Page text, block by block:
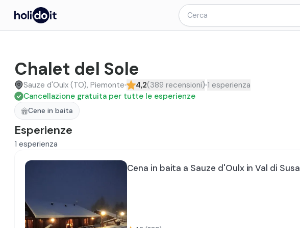
Chalet del Sole
Sauze d'Oulx (TO), Piemonte 4,2(389 recensioni) 1 esperienza
Cancellazione gratuita per tutte le esperienze
Cene in baita
Esperienze
1 esperienza
Cena in baita a Sauze d'Oulx in Val di Susa